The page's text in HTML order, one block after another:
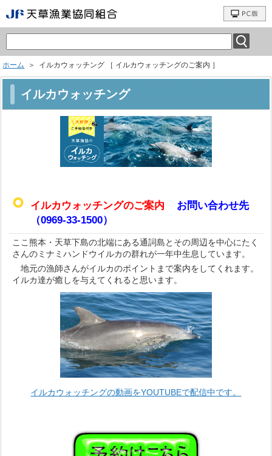
ホーム ＞ イルカウォッチング ［ イルカウォッチングのご案内 ］
イルカウォッチング
イルカウォッチングのご案内 お問い合わせ先
（0969-33-1500）
ここ熊本・天草下島の北端にある通詞島とその周辺を中心にたく
さんのミナミハンドウイルカの群れが一年中生息しています。
地元の漁師さんがイルカのポイントまで案内をしてくれます。
イルカ達が癒しを与えてくれると思います。
イルカウォッチングの動画をYOUTUBEで配信中です。